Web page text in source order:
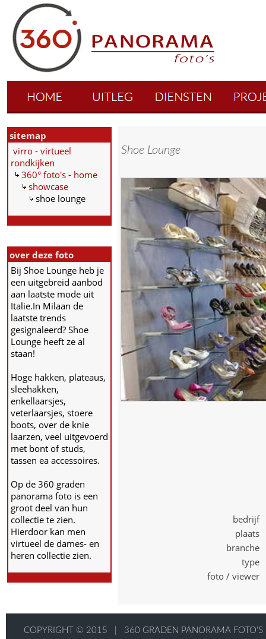
sitemap
virro - virtueel
rondkijken
360° foto's - home
showcase
shoe lounge
over deze foto
Bij Shoe Lounge heb je
een uitgebreid aanbod
aan laatste mode uit
Italie.In Milaan de
laatste trends
gesignaleerd? Shoe
Lounge heeft ze al
staan!
Hoge hakken, plateaus,
sleehakken,
enkellaarsjes,
veterlaarsjes, stoere
boots, over de knie
laarzen, veel uitgevoerd
met bont of studs,
tassen ea accessoires.
Op de 360 graden
panorama foto is een
groot deel van hun
collectie te zien.
Hierdoor kan men
virtueel de dames- en
heren collectie zien.
Shoe Lounge
bedrijf
plaats
branche
type
foto / viewer
COPYRIGHT © 2015 360 GRADEN PANORAMA FOTO'S